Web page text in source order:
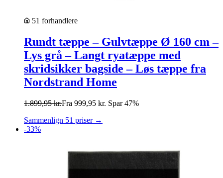
51 forhandlere
Rundt tæppe – Gulvtæppe Ø 160 cm –
Lys grå – Langt ryatæppe med
skridsikker bagside – Løs tæppe fra
Nordstrand Home
1.899,95kr.Fra 999,95 kr. Spar 47%
Sammenlign 51 priser →
-33%